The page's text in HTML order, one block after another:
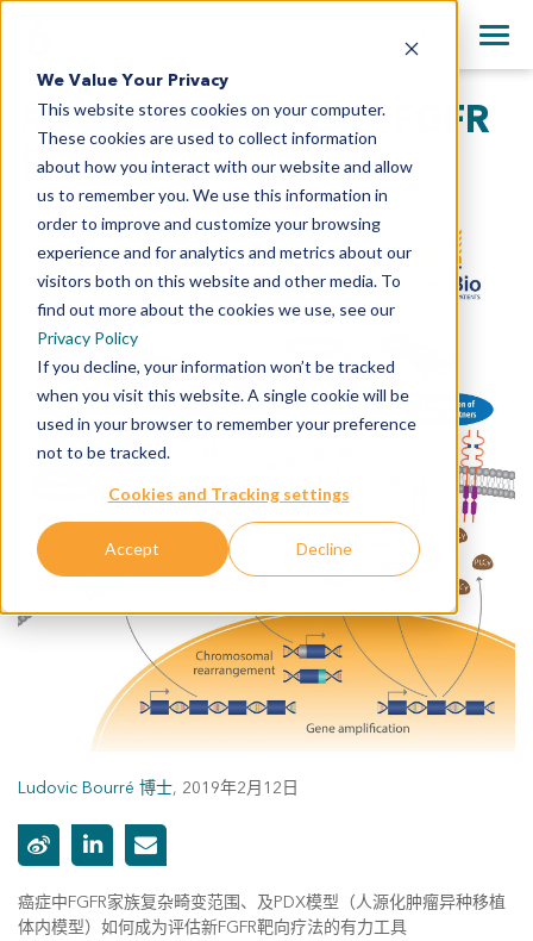
We Value Your Privacy
This website stores cookies on your computer.
These cookies are used to collect information
about how you interact with our website and allow
us to remember you. We use this information in
order to improve and customize your browsing
experience and for analytics and metrics about our
visitors both on this website and other media. To
find out more about the cookies we use, see our
Privacy Policy
If you decline, your information won’t be tracked
when you visit this website. A single cookie will be
used in your browser to remember your preference
not to be tracked.
Cookies and Tracking settings
Accept Decline
English
日本語
简体中文
All Contact Information
用PDX模型靶向FGF / FGFR
信號軸
Ludovic Bourré 博士, 2019年2月12日
癌症中FGFR家族复杂畸变范围、及PDX模型（人源化肿瘤异种移植
体内模型）如何成为评估新FGFR靶向疗法的有力工具